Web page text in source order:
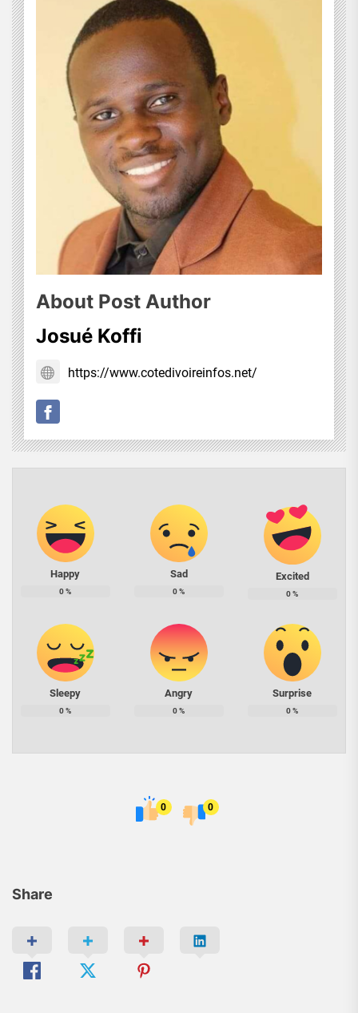
Share
About Post Author
Josué Koffi
https://www.cotedivoireinfos.net/
Happy
0%
Sad
0%
Excited
0%
Sleepy
0%
Angry
0%
Surprise
0%
0 0